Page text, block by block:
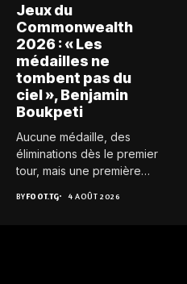
Jeux du
Commonwealth
2026 : « Les
médailles ne
tombent pas du
ciel », Benjamin
Boukpeti
Aucune médaille, des
éliminations dès le premier
tour, mais une première
BYFOOT.TG 4 AOÛT 2026